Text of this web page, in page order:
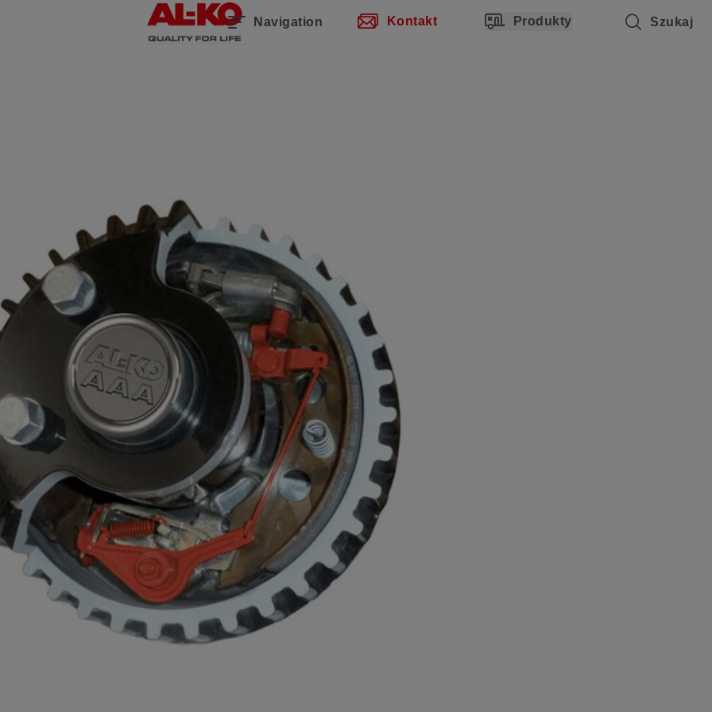
Navigation Kontakt Produkty Szukaj